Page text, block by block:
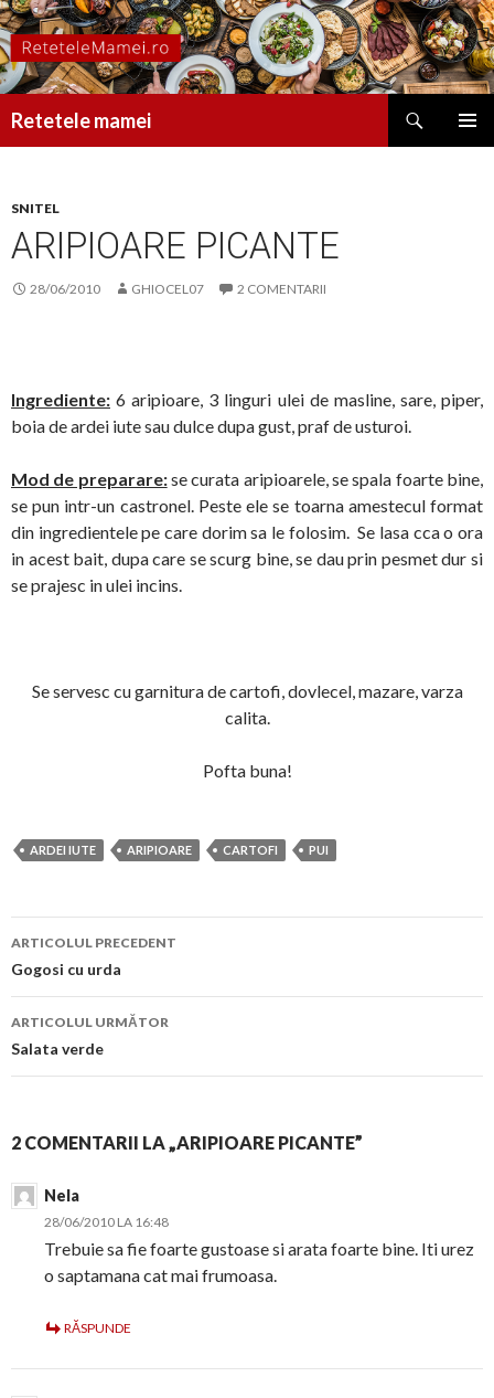
Retetele mamei
SNITEL
ARIPIOARE PICANTE
28/06/2010 GHIOCEL07 2 COMENTARII
Ingrediente: 6 aripioare, 3 linguri ulei de masline, sare, piper,
boia de ardei iute sau dulce dupa gust, praf de usturoi.
Mod de preparare:se curata aripioarele, se spala foarte bine,
se pun intr-un castronel. Peste ele se toarna amestecul format
din ingredientele pe care dorim sa le folosim. Se lasa cca o ora
in acest bait, dupa care se scurg bine, se dau prin pesmet dur si
se prajesc in ulei incins.
Se servesc cu garnitura de cartofi, dovlecel, mazare, varza
calita.
Pofta buna!
ARDEI IUTE ARIPIOARE CARTOFI PUI
Navigare
în
articol
ARTICOLUL PRECEDENT
Gogosi cu urda
ARTICOLUL URMĂTOR
Salata verde
2 COMENTARII LA „ARIPIOARE PICANTE”
Nela
28/06/2010 LA 16:48
Trebuie sa fie foarte gustoase si arata foarte bine. Iti urez
o saptamana cat mai frumoasa.
RĂSPUNDE